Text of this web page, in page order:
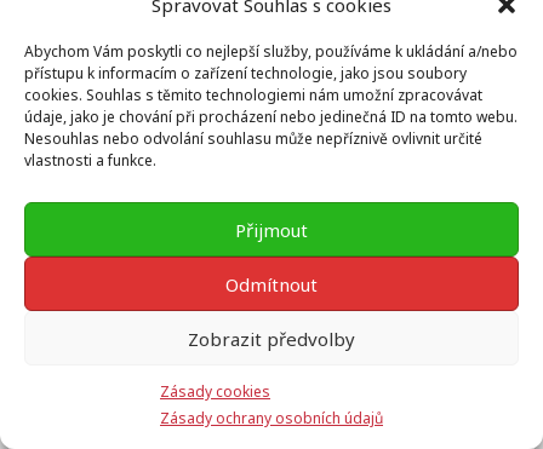
Spravovat Souhlas s cookies
Abychom Vám poskytli co nejlepší služby, používáme k ukládání a/nebo
přístupu k informacím o zařízení technologie, jako jsou soubory
cookies. Souhlas s těmito technologiemi nám umožní zpracovávat
údaje, jako je chování při procházení nebo jedinečná ID na tomto webu.
Nesouhlas nebo odvolání souhlasu může nepříznivě ovlivnit určité
vlastnosti a funkce.
Přijmout
Odmítnout
Zobrazit předvolby
Zásady cookies
Zásady ochrany osobních údajů